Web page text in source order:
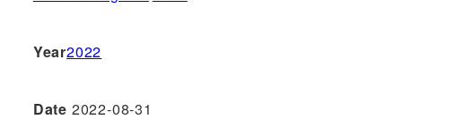
Year2022
Date 2022-08-31